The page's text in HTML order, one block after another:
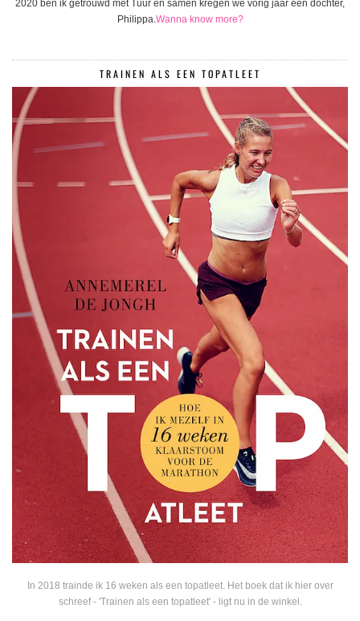
2020 ben ik getrouwd met Tuur en samen kregen we vorig jaar een dochter,
Philippa.Wanna know more?
TRAINEN ALS EEN TOPATLEET
In 2018 trainde ik 16 weken als een topatleet. Het boek dat ik hier over
schreef - 'Trainen als een topatleet' - ligt nu in de winkel.